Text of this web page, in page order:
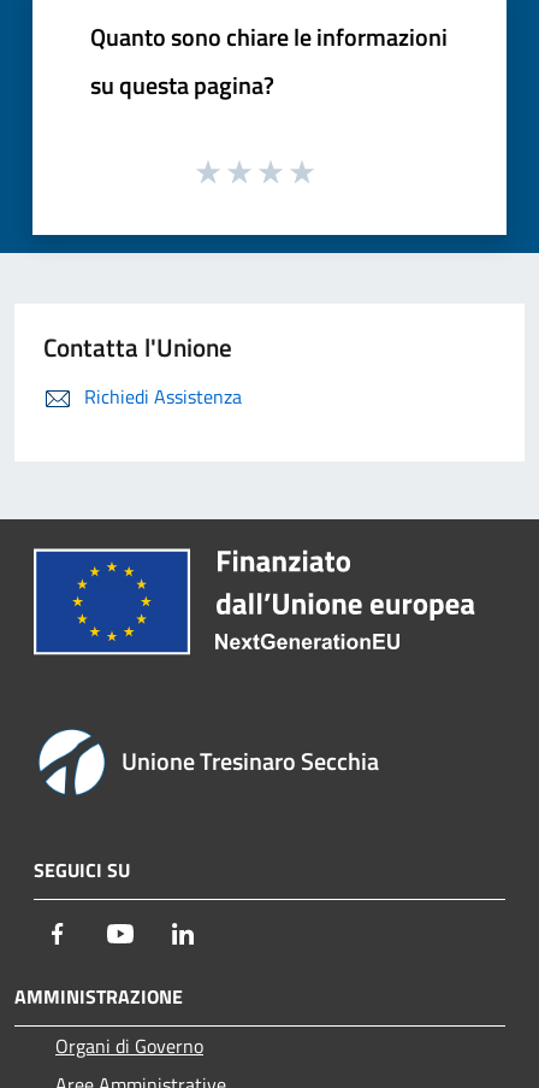
Quanto sono chiare le informazioni
su questa pagina?
Contatta l'Unione
Richiedi Assistenza
Unione Tresinaro Secchia
SEGUICI SU
Facebook Youtube
AMMINISTRAZIONE
Organi di Governo